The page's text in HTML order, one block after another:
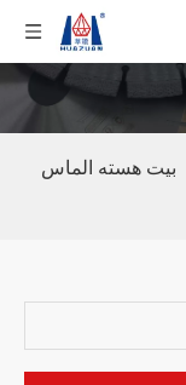
بیت هسته الماس